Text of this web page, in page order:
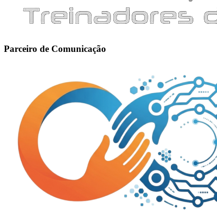
Parceiro de Comunicação